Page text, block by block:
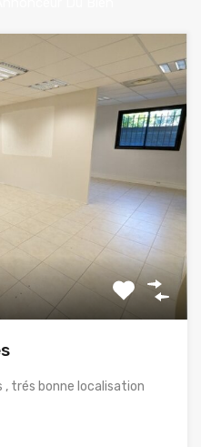
, trés bonne localisation